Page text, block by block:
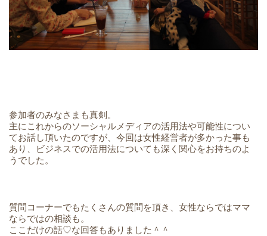
参加者のみなさまも真剣。
主にこれからのソーシャルメディアの活用法や可能性につい
てお話し頂いたのですが、今回は女性経営者が多かった事も
あり、ビジネスでの活用法についても深く関心をお持ちのよ
うでした。
質問コーナーでもたくさんの質問を頂き、女性ならではママ
ならではの相談も。
ここだけの話♡な回答もありました＾＾